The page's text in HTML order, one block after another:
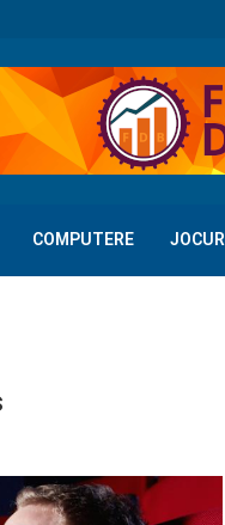
COMPUTERE JOCURI